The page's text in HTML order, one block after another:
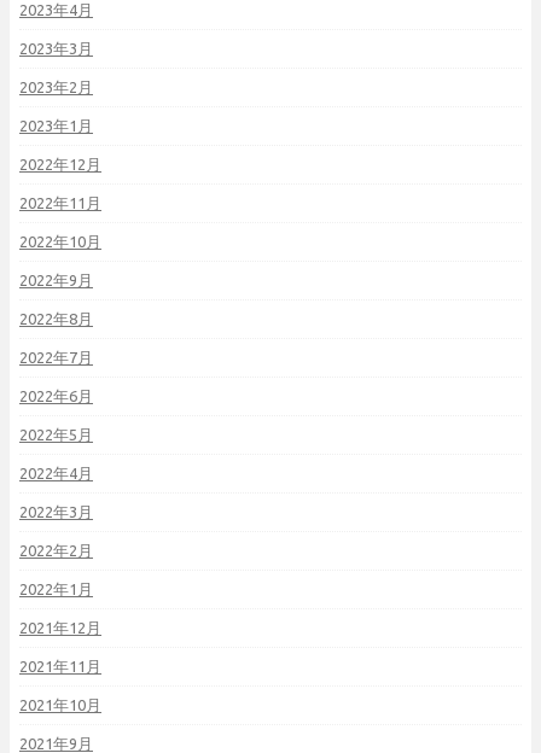
2023年4月
2023年3月
2023年2月
2023年1月
2022年12月
2022年11月
2022年10月
2022年9月
2022年8月
2022年7月
2022年6月
2022年5月
2022年4月
2022年3月
2022年2月
2022年1月
2021年12月
2021年11月
2021年10月
2021年9月